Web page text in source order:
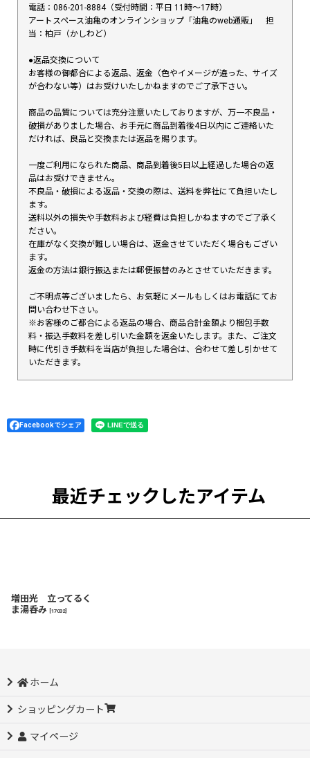
電話：086-201-8884（受付時間：平日 11時〜17時）
アートスペース油亀のオンラインショップ「油亀のweb通販」 担
当：柏戸（かしわど）
●返品交換について
お客様の御都合による返品、返金（色やイメージが違った、サイズ
が合わない等）はお受けいたしかねますのでご了承下さい。
商品の品質については充分注意いたしておりますが、万一不良品・
破損がありました場合、お手元に商品到着後4日以内にご連絡いた
だければ、良品と交換または返品を賜ります。
一度ご利用になられた商品、商品到着後5日以上経過した場合の返
品はお受けできません。
不良品・破損による返品・交換の際は、送料を弊社にて負担いたし
ます。
送料以外の損失や手数料および経費は負担しかねますのでご了承く
ださい。
在庫がなく交換が難しい場合は、返金させていただく場合もござい
ます。
返金の方法は銀行振込または郵便振替のみとさせていただきます。
ご不明点等ございましたら、お気軽にメールもしくはお電話にてお
問い合わせ下さい。
※お客様のご都合による返品の場合、商品合計金額より梱包手数
料・振込手数料を差し引いた金額を返金いたします。また、ご注文
時に代引き手数料を当店が負担した場合は、合わせて差し引かせて
いただきます。
Facebookでシェア
最近チェックしたアイテム
増田光 立ってるく
ま湯呑み
17032]
ホーム
ショッピングカート
マイページ